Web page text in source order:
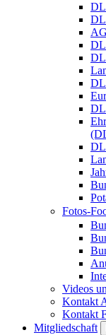
Fotos-
Videos
Kontakt
Kontakt
Mitgliedschaft